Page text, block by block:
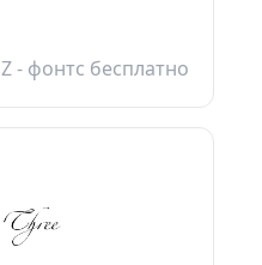
Z - фонтс бесплатно